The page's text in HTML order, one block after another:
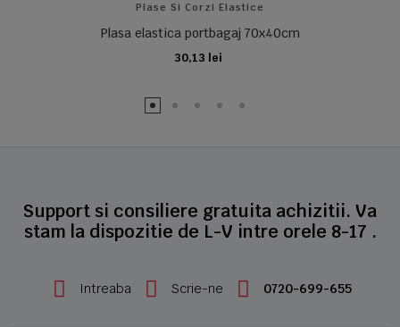
Plase Si Corzi Elastice
Plasa elastica portbagaj 70x40cm
30,13 lei
ADAUGA IN COS
Support si consiliere gratuita achizitii. Va
stam la dispozitie de L-V intre orele 8-17 .
Intreaba Scrie-ne 0720-699-655